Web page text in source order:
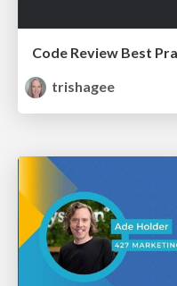
Code Review Best
trishagee